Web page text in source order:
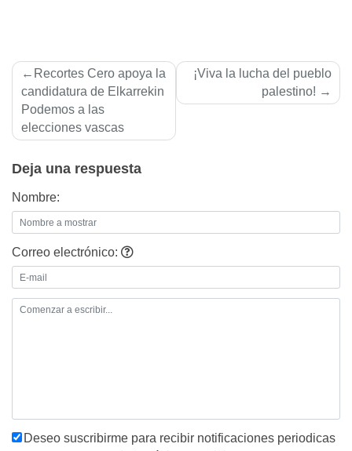
Navegación
de
entradas
Recortes Cero apoya la
candidatura de Elkarrekin
Podemos a las
elecciones vascas
¡Viva la lucha del pueblo
palestino!
Deja una respuesta
Nombre:
Correo electrónico:
Deseo suscribirme para recibir notificaciones periodicas